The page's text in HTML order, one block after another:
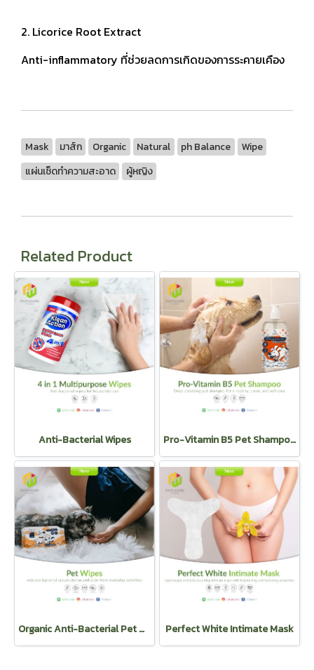
2. Licorice Root Extract
Anti-inflammatory ที่ช่วยลดการเกิดของการระคายเคือง
Mask มาส์ก Organic Natural ph Balance
Wipe
แผ่นเช็ดทำความสะอาด
ผู้หญิง
Related Product
Anti-Bacterial Wipes Pro-Vitamin B5 Pet Shampoo
Organic Anti-Bacterial Pet Wipes Perfect White Intimate Mask